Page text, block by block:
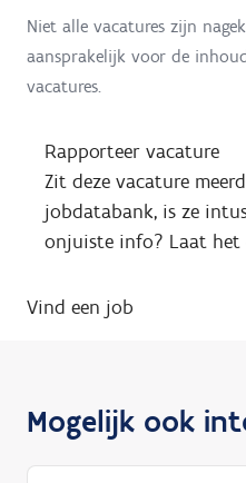
Niet alle vacatures zijn
aansprakelijk voor de
vacatures.
Rapporteer vacature
Zit deze vacature
jobdatabank, is ze
onjuiste info? Laat het
Vind een job
Mogelijk ook